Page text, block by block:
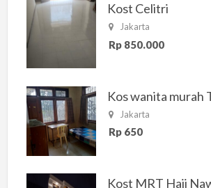
Kost Celitri
Jakarta
Rp 850.000
Jakarta
Rp 650